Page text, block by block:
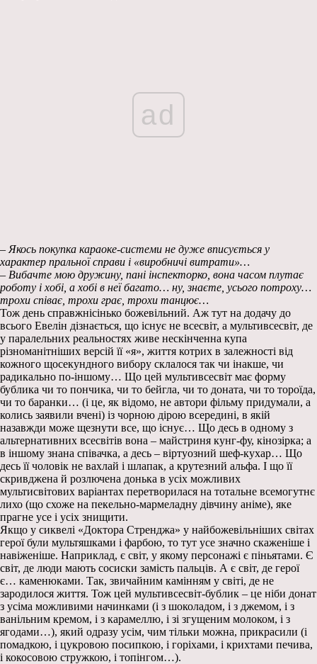
ad
– Якось покупка караоке-системи не дуже вписується у
характер пральної справи і «виробничі витрати»…
– Вибачте мою дружину, пані інспекторко, вона часом плутає
роботу і хобі, а хобі в неї багато… ну, знаєте, усього потроху…
трохи співає, трохи грає, трохи танцює…
Тож день справжнісінько божевільний. Аж тут на додачу до
всього Евелін дізнається, що існує не всесвіт, а мультивсесвіт, де
у паралельних реальностях живе нескінченна купа
різноманітніших версій її «я», життя котрих в залежності від
кожного щосекундного вибору склалося так чи інакше, чи
радикально по-іншому… Що цей мультивсесвіт має форму
бублика чи то пончика, чи то бейгла, чи то доната, чи то тороїда,
чи то баранки… (і це, як відомо, не автори фільму придумали, а
колись заявили вчені) із чорною дірою всередині, в якій
назавжди може щезнути все, що існує… Що десь в одному з
альтернативних всесвітів вона – майстриня кунг-фу, кінозірка; а
в іншому знана співачка, а десь – віртуозний шеф-кухар… Що
десь її чоловік не вахлай і шлапак, а крутезний альфа. І що її
скривджена й розлючена донька в усіх можливих
мультисвітових варіантах перетворилася на тотальне всемогутнє
лихо (що схоже на пекельно-мармеладну дівчину аніме), яке
прагне усе і усіх знищити.
Якщо у сиквелі «Доктора Стренджа» у найбожевільніших світах
герої були мультяшками і фарбою, то тут усе значно скаженіше і
навіженіше. Наприклад, є світ, у якому персонажі є піньятами. Є
світ, де люди мають сосиски замість пальців. А є світ, де герої
є… каменюками. Так, звичайним камінням у світі, де не
зародилося життя. Тож цей мультивсесвіт-бублик – це ніби донат
з усіма можливими начинками (і з шоколадом, і з джемом, і з
ванільним кремом, і з карамеллю, і зі згущеним молоком, і з
ягодами…), який одразу усім, чим тільки можна, прикрасили (і
помадкою, і цукровою посипкою, і горіхами, і крихтами печива,
і кокосовою стружкою, і топінгом…).